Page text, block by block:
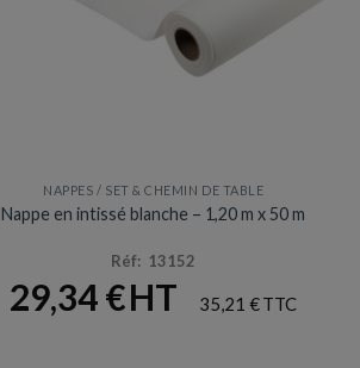
NAPPES / SET & CHEMIN DE TABLE
Nappe en intissé blanche – 1,20 m x 50 m
Réf: 13152
29,34€ 35,21€